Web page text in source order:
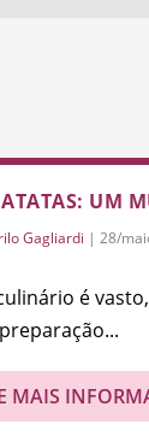
UM
Gagliardi | 28/
é
MAIS